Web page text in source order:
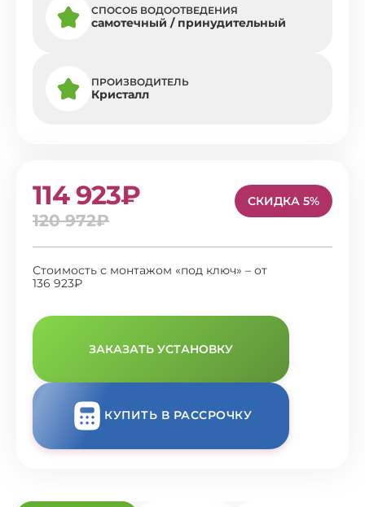
СПОСОБ ВОДООТВЕДЕНИЯ
самотечный / принудительный
ПРОИЗВОДИТЕЛЬ
Кристалл
114 923₽
120 972₽
СКИДКА 5%
Стоимость с монтажом «под ключ» – от
136 923₽
ЗАКАЗАТЬ УСТАНОВКУ
КУПИТЬ В РАССРОЧКУ